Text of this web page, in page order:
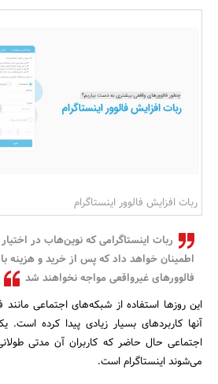
ربات افزایش فالوور اینستاگرام
ربات اینستاگرامی که نوین‌هاب در اختیار
اطمینان خواهد داد که پس از خرید و هزینه
فالوورهای غیرواقعی مواجه نخواهند شد
این روزها استفاده از شبکه‌های اجتماعی مانند
آنها کاربردهای بسیار زیادی پیدا کرده است.
اجتماعی حال حاضر که کاربران آن مدتی
می‌شوند اینستاگرام است.